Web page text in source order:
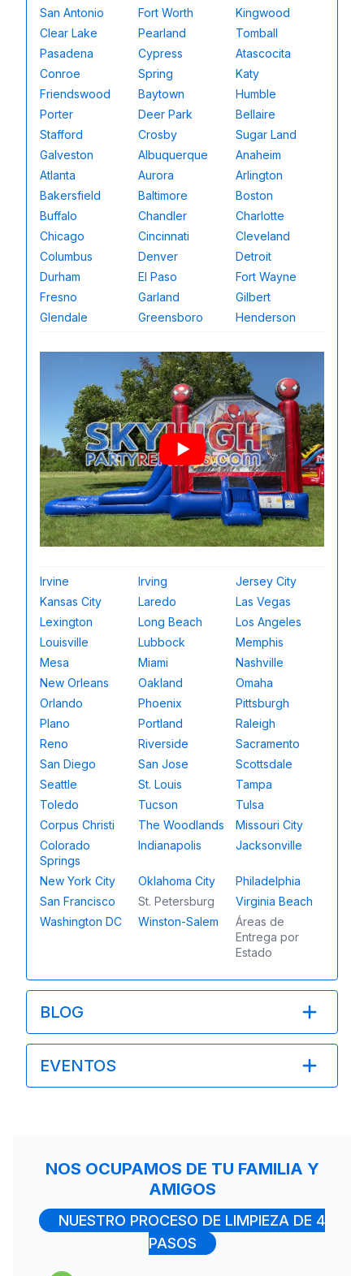
San Antonio Fort Worth
Kingwood
Clear Lake
Pearland
Tomball
Pasadena
Cypress
Atascocita
Conroe
Spring
Katy
Friendswood
Baytown
Humble
Porter
Deer Park
Bellaire
Stafford
Crosby
Sugar Land
Galveston
Albuquerque
Anaheim
Atlanta
Aurora
Arlington
Bakersfield
Baltimore
Boston
Buffalo
Chandler
Charlotte
Chicago
Cincinnati
Cleveland
Columbus
Denver
Detroit
Durham
El Paso
Fort Wayne
Fresno
Garland
Gilbert
Glendale
Greensboro Henderson
Irvine Irving
Jersey City
Kansas City
Laredo
Las Vegas
Lexington
Long Beach
Los Angeles
Louisville
Lubbock
Memphis
Mesa
Miami
Nashville
New Orleans
Oakland
Omaha
Orlando
Phoenix
Pittsburgh
Plano
Portland
Raleigh
Reno
Riverside
Sacramento
San Diego
San Jose
Scottsdale
Seattle
St. Louis
Tampa
Toledo
Tucson
Tulsa
Corpus Christi
The Woodlands
Missouri City
Colorado
Springs
Indianapolis Jacksonville
New York City Oklahoma City
Philadelphia
San Francisco
St. Petersburg
Virginia Beach
Washington DC
Winston-Salem
Áreas de
Entrega por
Estado
BLOG
EVENTOS
NOS OCUPAMOS DE TU FAMILIA Y
AMIGOS
NUESTRO PROCESO DE LIMPIEZA DE 4
PASOS